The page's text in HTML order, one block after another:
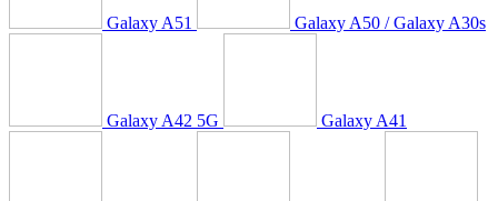
Galaxy A51 Galaxy A50 / Galaxy A30s
Galaxy A42 5G Galaxy A41